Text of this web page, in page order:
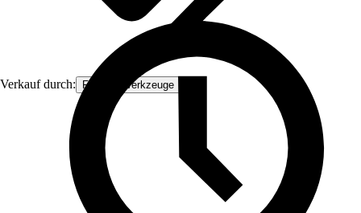
Verkauf durch: FAMEX-Werkzeuge